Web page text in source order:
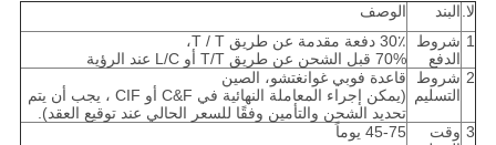
لا.البند
الوصف
1 شروط
الدفع
30٪ دفعة مقدمة عن طريق T / T،
70% قبل الشحن عن طريق T/T أو L/C عند الرؤية
2 شروط
التسليم
قاعدة فوبي غوانغتشو، الصين
(يمكن إجراء المعاملة النهائية في C&F أو CIF ، يجب أن يتم
تحديد الشحن والتأمين وفقًا للسعر الحالي عند توقيع العقد).
3 وقت
45-75 يوماً